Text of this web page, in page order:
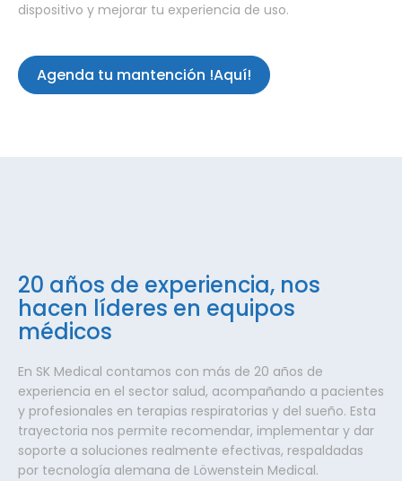
dispositivo y mejorar tu experiencia de uso.
Agenda tu mantención !Aquí!
20 años de experiencia, nos
hacen líderes en equipos
médicos
En SK Medical contamos con más de 20 años de
experiencia en el sector salud, acompañando a pacientes
y profesionales en terapias respiratorias y del sueño. Esta
trayectoria nos permite recomendar, implementar y dar
soporte a soluciones realmente efectivas, respaldadas
por tecnología alemana de Löwenstein Medical.